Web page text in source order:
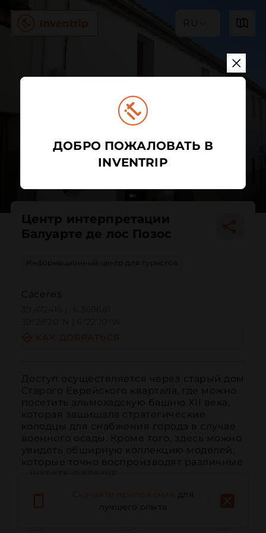
RU
Центр интерпретации
Балуарте де лос Позос
Информационный центр для туристов
Cáceres
Доступ осуществляется через старый дом
Старого Еврейского квартала, где можно
посетить альмохадскую башню XII века,
которая защищала стратегические
колодцы для снабжения города в случае
военного осады. Кроме того, здесь можно
увидеть обширную коллекцию моделей,
которые точно воспроизводят различные
для
лучшего опыта
ДОБРО ПОЖАЛОВАТЬ В
INVENTRIP